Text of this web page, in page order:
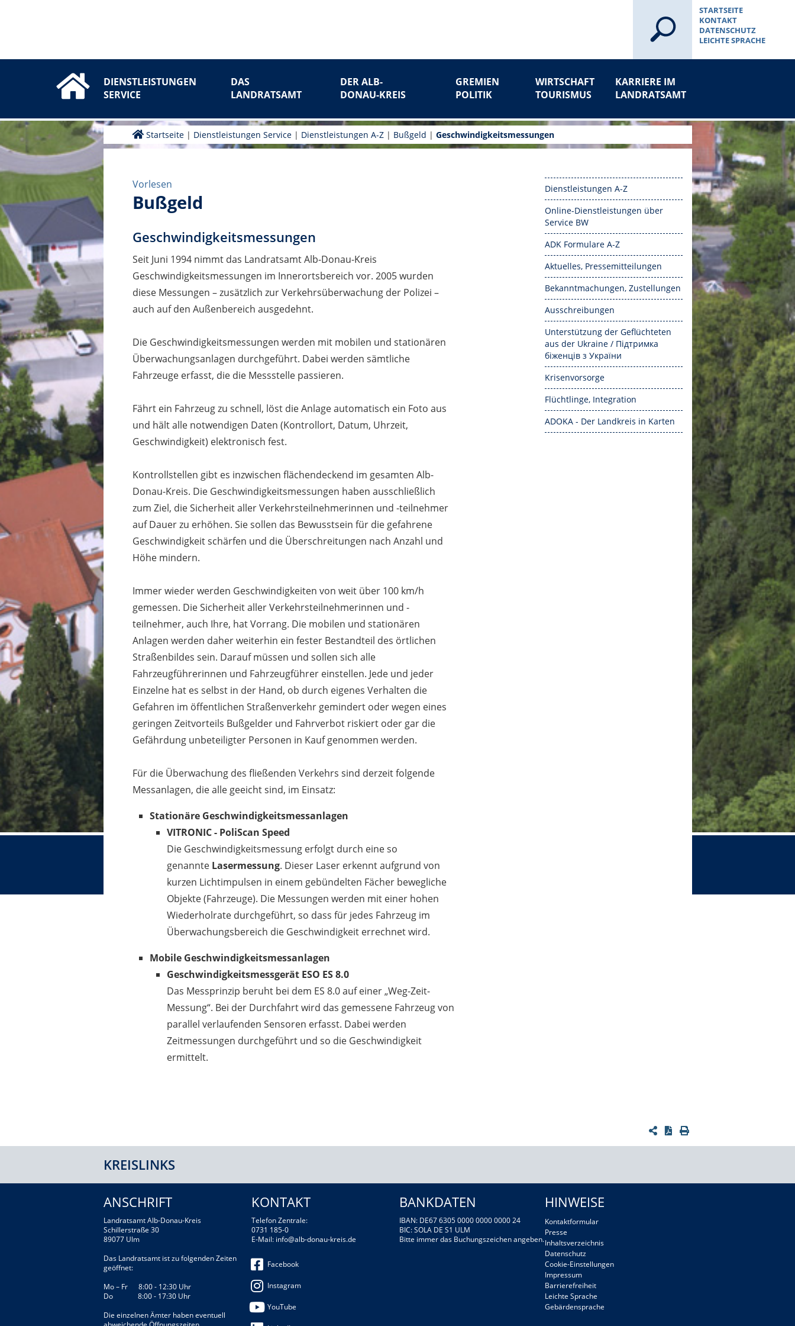
STARTSEITE
KONTAKT
DATENSCHUTZ
LEICHTE SPRACHE
DIENSTLEISTUNGEN
SERVICE
DAS
LANDRATSAMT
DER ALB-
DONAU-KREIS
GREMIEN
POLITIK
WIRTSCHAFT
TOURISMUS
KARRIERE IM
LANDRATSAMT
Startseite | Dienstleistungen Service | Dienstleistungen A-Z | Bußgeld |Geschwindigkeitsmessungen
Vorlesen
Bußgeld
Geschwindigkeitsmessungen
Seit Juni 1994 nimmt das Landratsamt Alb-Donau-Kreis
Geschwindigkeitsmessungen im Innerortsbereich vor. 2005 wurden
diese Messungen – zusätzlich zur Verkehrsüberwachung der Polizei –
auch auf den Außenbereich ausgedehnt.
Die Geschwindigkeitsmessungen werden mit mobilen und stationären
Überwachungsanlagen durchgeführt. Dabei werden sämtliche
Fahrzeuge erfasst, die die Messstelle passieren.
Fährt ein Fahrzeug zu schnell, löst die Anlage automatisch ein Foto aus
und hält alle notwendigen Daten (Kontrollort, Datum, Uhrzeit,
Geschwindigkeit) elektronisch fest.
Kontrollstellen gibt es inzwischen flächendeckend im gesamten Alb-
Donau-Kreis. Die Geschwindigkeitsmessungen haben ausschließlich
zum Ziel, die Sicherheit aller Verkehrsteilnehmerinnen und -teilnehmer
auf Dauer zu erhöhen. Sie sollen das Bewusstsein für die gefahrene
Geschwindigkeit schärfen und die Überschreitungen nach Anzahl und
Höhe mindern.
Immer wieder werden Geschwindigkeiten von weit über 100 km/h
gemessen. Die Sicherheit aller Verkehrsteilnehmerinnen und -
teilnehmer, auch Ihre, hat Vorrang. Die mobilen und stationären
Anlagen werden daher weiterhin ein fester Bestandteil des örtlichen
Straßenbildes sein. Darauf müssen und sollen sich alle
Fahrzeugführerinnen und Fahrzeugführer einstellen. Jede und jeder
Einzelne hat es selbst in der Hand, ob durch eigenes Verhalten die
Gefahren im öffentlichen Straßenverkehr gemindert oder wegen eines
geringen Zeitvorteils Bußgelder und Fahrverbot riskiert oder gar die
Gefährdung unbeteiligter Personen in Kauf genommen werden.
Für die Überwachung des fließenden Verkehrs sind derzeit folgende
Messanlagen, die alle geeicht sind, im Einsatz:
Stationäre Geschwindigkeitsmessanlagen
VITRONIC - PoliScan Speed
Die Geschwindigkeitsmessung erfolgt durch eine so
genannte Lasermessung. Dieser Laser erkennt aufgrund von
kurzen Lichtimpulsen in einem gebündelten Fächer bewegliche
Objekte (Fahrzeuge). Die Messungen werden mit einer hohen
Wiederholrate durchgeführt, so dass für jedes Fahrzeug im
Überwachungsbereich die Geschwindigkeit errechnet wird.
Mobile Geschwindigkeitsmessanlagen
Geschwindigkeitsmessgerät ESO ES 8.0
Das Messprinzip beruht bei dem ES 8.0 auf einer „Weg-Zeit-
Messung“. Bei der Durchfahrt wird das gemessene Fahrzeug von
parallel verlaufenden Sensoren erfasst. Dabei werden
Zeitmessungen durchgeführt und so die Geschwindigkeit
ermittelt.
Dienstleistungen A-Z
Online-Dienstleistungen über
Service BW
ADK Formulare A-Z
Aktuelles, Pressemitteilungen
Bekanntmachungen, Zustellungen
Ausschreibungen
Unterstützung der Geflüchteten
aus der Ukraine / Підтримка
біженців з України
Krisenvorsorge
Flüchtlinge, Integration
ADOKA - Der Landkreis in Karten
KREISLINKS
ANSCHRIFT
Landratsamt Alb-Donau-Kreis
Schillerstraße 30
89077 Ulm
Das Landratsamt ist zu folgenden Zeiten
geöffnet:
Mo – Fr 8:00 - 12:30 Uhr
Do 8:00 - 17:30 Uhr
Die einzelnen Ämter haben eventuell
KONTAKT
Telefon Zentrale:
0731 185-0
E-Mail: info@alb-donau-kreis.de
Facebook
Instagram
YouTube
BANKDATEN
IBAN: DE67 6305 0000 0000 0000 24
BIC: SOLA DE S1 ULM
Bitte immer das Buchungszeichen angeben.
HINWEISE
Kontaktformular
Presse
Inhaltsverzeichnis
Datenschutz
Cookie-Einstellungen
Impressum
Barrierefreiheit
Leichte Sprache
Gebärdensprache